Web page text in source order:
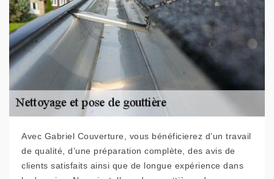
Avec Gabriel Couverture, vous bénéficierez d’un travail
de qualité, d’une préparation complète, des avis de
clients satisfaits ainsi que de longue expérience dans